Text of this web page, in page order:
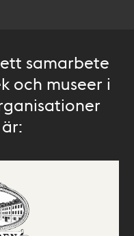
samarbete
och museer i